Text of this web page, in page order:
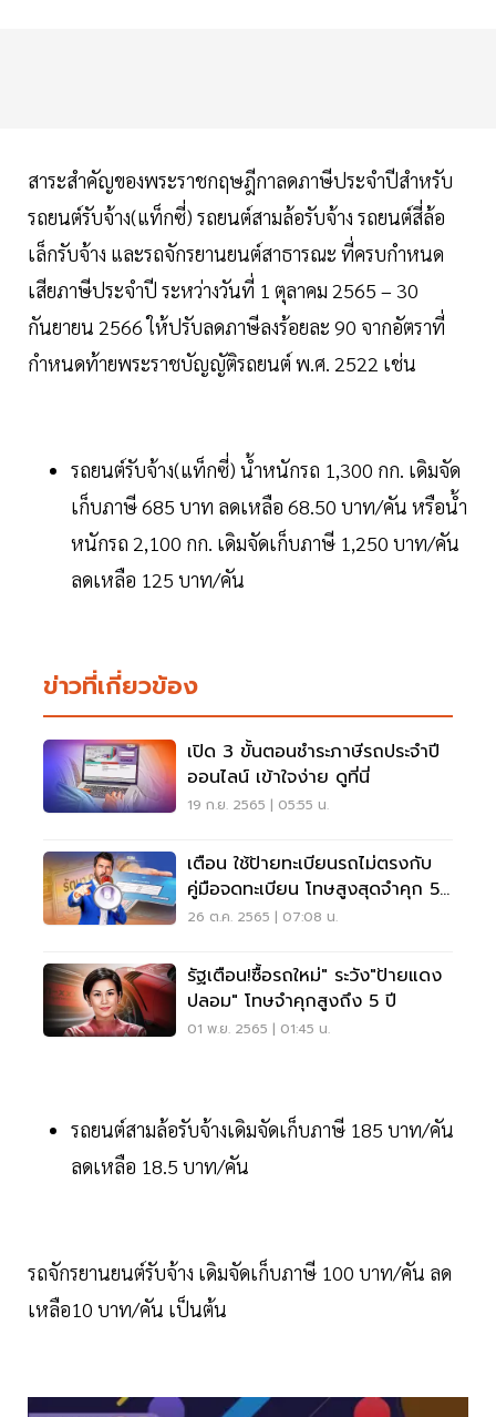
สาระสำคัญของพระราชกฤษฎีกาลดภาษีประจำปีสำหรับ
รถยนต์รับจ้าง(แท็กซี่) รถยนต์สามล้อรับจ้าง รถยนต์สี่ล้อ
เล็กรับจ้าง และรถจักรยานยนต์สาธารณะ ที่ครบกำหนด
เสียภาษีประจำปี ระหว่างวันที่ 1 ตุลาคม 2565 – 30
กันยายน 2566 ให้ปรับลดภาษีลงร้อยละ 90 จากอัตราที่
กำหนดท้ายพระราชบัญญัติรถยนต์ พ.ศ. 2522 เช่น
รถยนต์รับจ้าง(แท็กซี่) น้ำหนักรถ 1,300 กก. เดิมจัด
เก็บภาษี 685 บาท ลดเหลือ 68.50 บาท/คัน หรือน้ำ
หนักรถ 2,100 กก. เดิมจัดเก็บภาษี 1,250 บาท/คัน
ลดเหลือ 125 บาท/คัน
ข่าวที่เกี่ยวข้อง
เปิด 3 ขั้นตอนชำระภาษีรถประจำปี
ออนไลน์ เข้าใจง่าย ดูที่นี่
19 ก.ย. 2565 | 05:55 น.
เตือน ใช้ป้ายทะเบียนรถไม่ตรงกับ
คู่มือจดทะเบียน โทษสูงสุดจำคุก 5
ปี ปรับ 1 แสน
26 ต.ค. 2565 | 07:08 น.
รัฐเตือน!ซื้อรถใหม่" ระวัง"ป้ายแดง
ปลอม" โทษจำคุกสูงถึง 5 ปี
01 พ.ย. 2565 | 01:45 น.
รถยนต์สามล้อรับจ้างเดิมจัดเก็บภาษี 185 บาท/คัน
ลดเหลือ 18.5 บาท/คัน
รถจักรยานยนต์รับจ้าง เดิมจัดเก็บภาษี 100 บาท/คัน ลด
เหลือ10 บาท/คัน เป็นต้น